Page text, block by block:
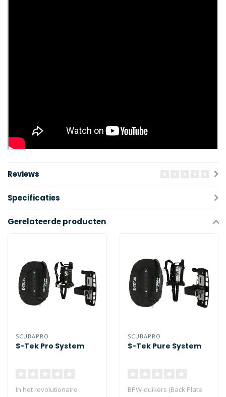
Reviews
Specificaties
Gerelateerde producten
SCUBAPRO
S-Tek Pro System
In het revolutionaire
SCUBAPRO
S-Tek Pure System
BPW-duikers (Back Plate